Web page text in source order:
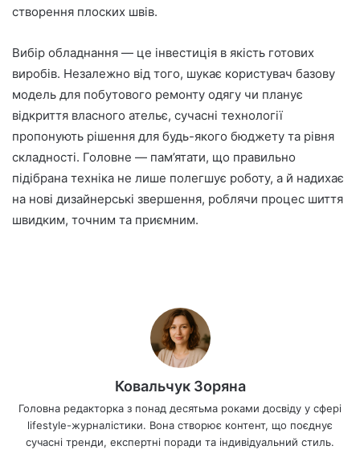
створення плоских швів.
Вибір обладнання — це інвестиція в якість готових
виробів. Незалежно від того, шукає користувач базову
модель для побутового ремонту одягу чи планує
відкриття власного ательє, сучасні технології
пропонують рішення для будь-якого бюджету та рівня
складності. Головне — пам’ятати, що правильно
підібрана техніка не лише полегшує роботу, а й надихає
на нові дизайнерські звершення, роблячи процес шиття
швидким, точним та приємним.
Ковальчук Зоряна
Головна редакторка з понад десятьма роками досвіду у сфері
lifestyle-журналістики. Вона створює контент, що поєднує
сучасні тренди, експертні поради та індивідуальний стиль.